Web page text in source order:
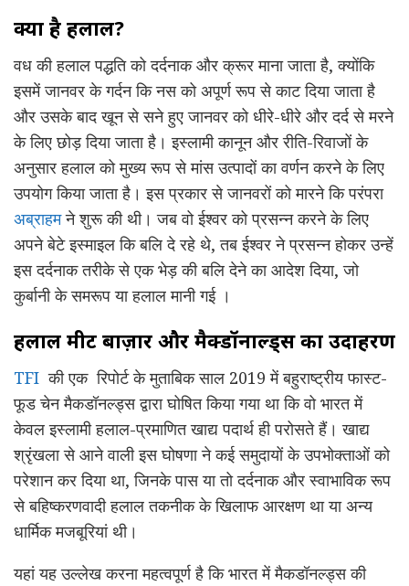
क्या है हलाल?
वध की हलाल पद्धति को दर्दनाक और क्रूर माना जाता है, क्योंकि
इसमें जानवर के गर्दन कि नस को अपूर्ण रूप से काट दिया जाता है
और उसके बाद खून से सने हुए जानवर को धीरे-धीरे और दर्द से मरने
के लिए छोड़ दिया जाता है। इस्लामी कानून और रीति-रिवाजों के
अनुसार हलाल को मुख्य रूप से मांस उत्पादों का वर्णन करने के लिए
उपयोग किया जाता है। इस प्रकार से जानवरों को मारने कि परंपरा
अब्राहमने शुरू की थी। जब वो ईश्वर को प्रसन्न करने के लिए
अपने बेटे इस्माइल कि बलि दे रहे थे, तब ईश्वर ने प्रसन्न होकर उन्हें
इस दर्दनाक तरीके से एक भेड़ की बलि देने का आदेश दिया, जो
कुर्बानी के समरूप या हलाल मानी गई ।
हलाल मीट बाज़ार और मैक्डॉनाल्ड्स का उदाहरण
TFI की एक रिपोर्ट के मुताबिक साल 2019 में बहुराष्ट्रीय फास्ट-
फूड चेन मैकडॉनल्ड्स द्वारा घोषित किया गया था कि वो भारत में
केवल इस्लामी हलाल-प्रमाणित खाद्य पदार्थ ही परोसते हैं। खाद्य
श्रृंखला से आने वाली इस घोषणा ने कई समुदायों के उपभोक्ताओं को
परेशान कर दिया था, जिनके पास या तो दर्दनाक और स्वाभाविक रूप
से बहिष्करणवादी हलाल तकनीक के खिलाफ आरक्षण था या अन्य
धार्मिक मजबूरियां थी।
यहां यह उल्लेख करना महत्वपूर्ण है कि भारत में मैकडॉनल्ड्स की